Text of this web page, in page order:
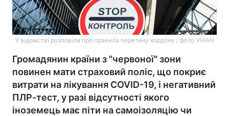
У відомстві розповіли про правила перетину кордону / фото УНІАН
Громадянин країни з "червоної" зони
повинен мати страховий поліс, що покриє
витрати на лікування COVID-19, і негативний
ПЛР-тест, у разі відсутності якого
іноземець має піти на самоізоляцію чи